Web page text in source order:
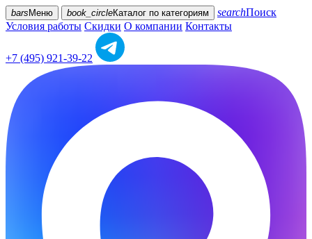
bars Меню book_circleКаталог по категориям searchПоиск
Условия работы Скидки О компании Контакты
+7 (495) 921-39-22